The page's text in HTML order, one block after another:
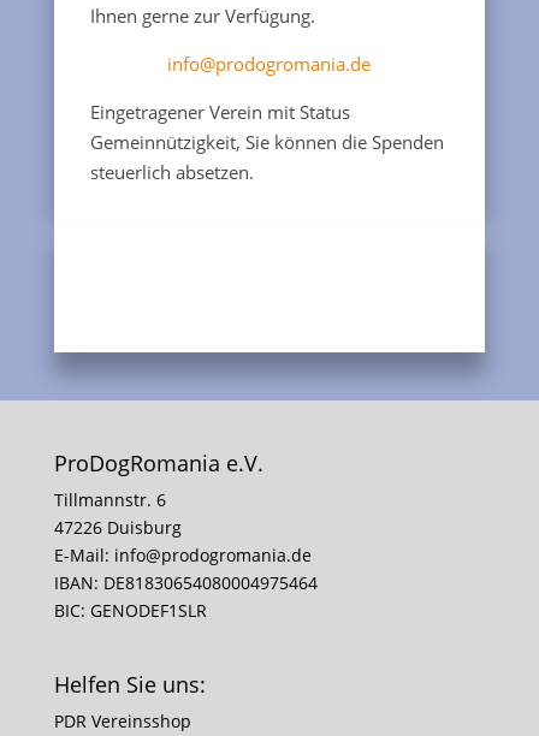
Ihnen gerne zur Verfügung.
info@prodogromania.de
Eingetragener Verein mit Status
Gemeinnützigkeit, Sie können die Spenden
steuerlich absetzen.
ProDogRomania e.V.
Tillmannstr. 6
47226 Duisburg
E-Mail: info@prodogromania.de
IBAN: DE81830654080004975464
BIC: GENODEF1SLR
Helfen Sie uns:
PDR Vereinsshop